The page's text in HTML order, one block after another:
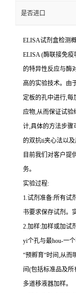
是否进口
ELISA试剂盒检测
ELISA (酶联接免疫
的特异性反应与酶
高的实验技术。由
定板的孔中进行,每
应物,从而保证试验
计,具体的方法步骤
的双抗ti夹心法以及
目前我们对客户提
务。
实验过程:
1.试剂准备:所有试
书要求保存试剂。
2.加样:加样或加试
yi个孔与最hou-一
“预孵育“时间 ,从而
间 (包括标准品及所
多道移液器加样。